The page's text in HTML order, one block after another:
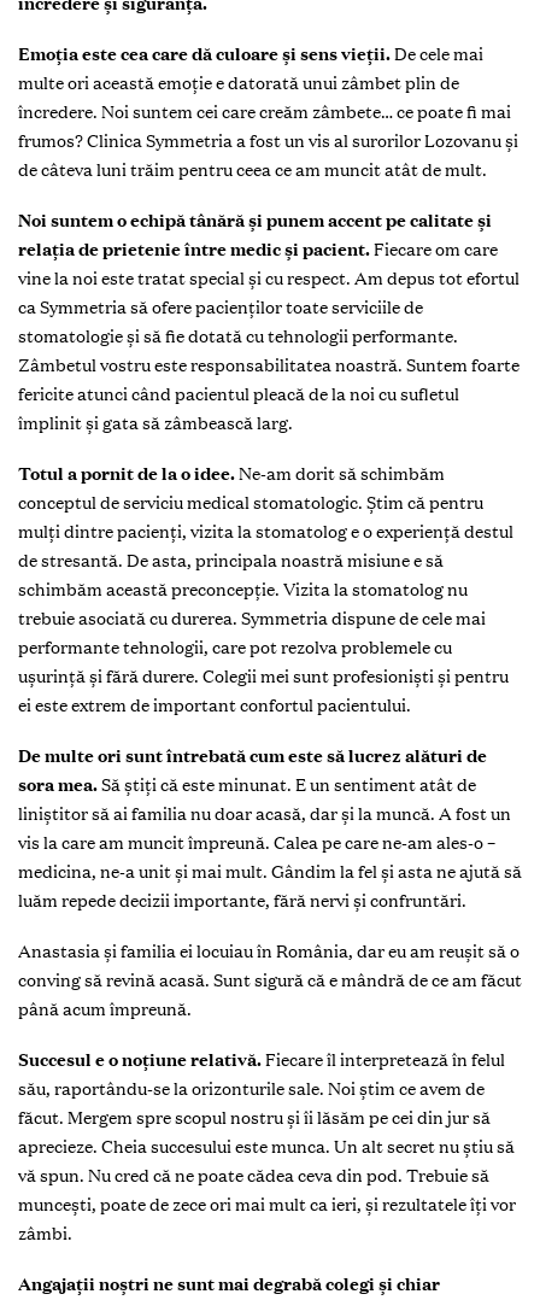
Emoția este cea care dă culoare și sens vieții.De cele mai
multe ori această emoție e datorată unui zâmbet plin de
încredere. Noi suntem cei care creăm zâmbete… ce poate fi mai
frumos? Clinica Symmetria a fost un vis al surorilor Lozovanu și
de câteva luni trăim pentru ceea ce am muncit atât de mult.
Noi suntem o echipă tânără și punem accent pe calitate și
relația de prietenie între medic și pacient.Fiecare om care
vine la noi este tratat special și cu respect. Am depus tot efortul
ca Symmetria să ofere pacienților toate serviciile de
stomatologie și să fie dotată cu tehnologii performante.
Zâmbetul vostru este responsabilitatea noastră. Suntem foarte
fericite atunci când pacientul pleacă de la noi cu sufletul
împlinit și gata să zâmbească larg.
Totul a pornit de la o idee.Ne-am dorit să schimbăm
conceptul de serviciu medical stomatologic. Știm că pentru
mulți dintre pacienți, vizita la stomatolog e o experiență destul
de stresantă. De asta, principala noastră misiune e să
schimbăm această preconcepție. Vizita la stomatolog nu
trebuie asociată cu durerea. Symmetria dispune de cele mai
performante tehnologii, care pot rezolva problemele cu
ușurință și fără durere. Colegii mei sunt profesioniști și pentru
ei este extrem de important confortul pacientului.
De multe ori sunt întrebată cum este să lucrez alături de
sora mea.Să știți că este minunat. E un sentiment atât de
liniștitor să ai familia nu doar acasă, dar și la muncă. A fost un
vis la care am muncit împreună. Calea pe care ne-am ales-o –
medicina, ne-a unit și mai mult. Gândim la fel și asta ne ajută să
luăm repede decizii importante, fără nervi și confruntări.
Anastasia și familia ei locuiau în România, dar eu am reușit să o
conving să revină acasă. Sunt sigură că e mândră de ce am făcut
până acum împreună.
Succesul e o noțiune relativă.Fiecare îl interpretează în felul
său, raportându-se la orizonturile sale. Noi știm ce avem de
făcut. Mergem spre scopul nostru și îi lăsăm pe cei din jur să
aprecieze. Cheia succesului este munca. Un alt secret nu știu să
vă spun. Nu cred că ne poate cădea ceva din pod. Trebuie să
muncești, poate de zece ori mai mult ca ieri, și rezultatele îți vor
zâmbi.
Angajații noștri ne sunt mai degrabă colegi și chiar